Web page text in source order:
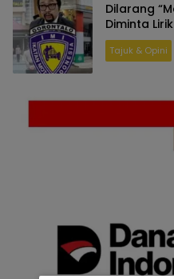
Dilarang
Diminta
Tajuk & Opini